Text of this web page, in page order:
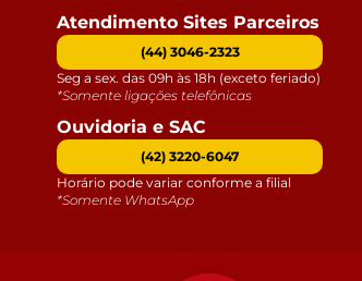
Atendimento Sites Parceiros
(44) 3046-2323
Seg a sex. das 09h às 18h (exceto feriado)
*Somente ligações telefônicas
Ouvidoria e SAC
(42) 3220-6047
Horário pode variar conforme a filial
*Somente WhatsApp